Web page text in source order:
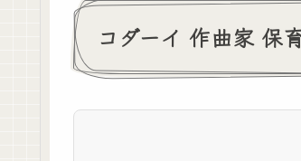
コダーイ 作曲家 保